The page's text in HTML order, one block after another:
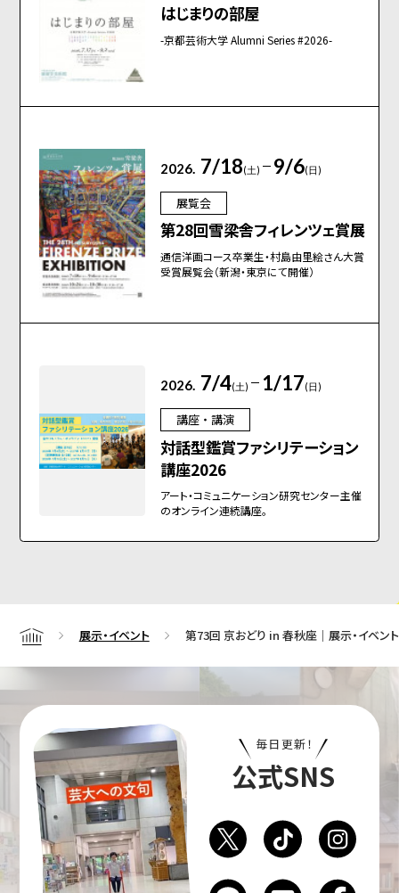
はじまりの部屋
-京都芸術大学 Alumni Series #2026-
2026. 7/18(土) 9/6(日)
展覧会
第28回雪梁舎フィレンツェ賞展
通信洋画コース卒業生・村島由里絵さん大賞
受賞展覧会（新潟・東京にて開催）
2026. 7/4(土) 1/17(日)
講座・講演
対話型鑑賞ファシリテーション
講座2026
アート・コミュニケーション研究センター主催
のオンライン連続講座。
Home 展示・イベント 第73回 京おどり in 春秋座｜展示・イベン
毎日更新！
公式SNS